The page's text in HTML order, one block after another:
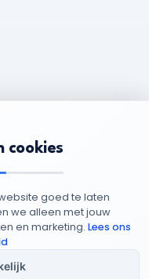
2025-: 95949852
Cookie
cookies
goed te laten
we alleen met jouw
en marketing. Lees ons